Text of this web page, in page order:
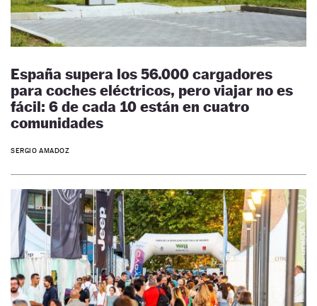
España supera los 56.000 cargadores
para coches eléctricos, pero viajar no es
fácil: 6 de cada 10 están en cuatro
comunidades
SERGIO AMADOZ